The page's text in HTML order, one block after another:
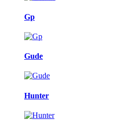
Gp
Gude
Hunter